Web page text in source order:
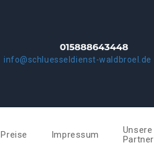
info@schluesseldienst-waldbroel.de
Preise Impressum
Unsere
Partner